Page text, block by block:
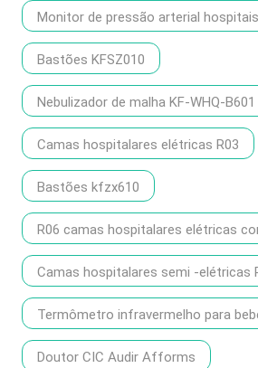
Monitor de pressão arterial hospitais
Bastões KFSZ010
Nebulizador de malha KF-WHQ-B601
Camas hospitalares elétricas R03
Bastões kfzx610
R06 camas hospitalares elétricas
Camas hospitalares semi -elétricas
Termômetro infravermelho para
Doutor CIC Audir Afforms